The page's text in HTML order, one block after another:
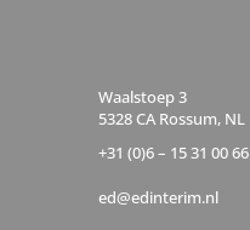
Waalstoep 3
5328 CA Rossum, NL
+31 (0)6 – 15 31 00 66
ed@edinterim.nl